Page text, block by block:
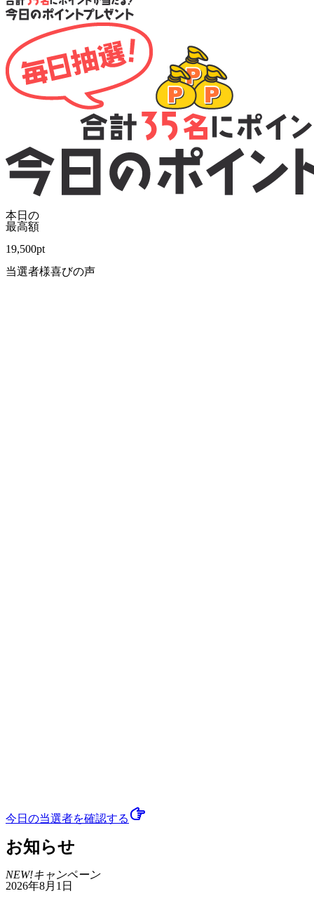
本日の
最高額
19,500pt
当選者様喜びの声
今日の当選者を確認する
お知らせ
NEW!キャンペーン
2026年8月1日